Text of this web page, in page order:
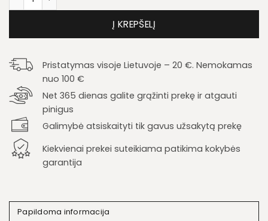
Į KREPŠELĮ
Pristatymas visoje Lietuvoje – 20 €. Nemokamas
nuo 100 €
Net 365 dienas galite grąžinti prekę ir atgauti
pinigus
Galimybė atsiskaityti tik gavus užsakytą prekę
Kiekvienai prekei suteikiama patikima kokybės
garantija
Papildoma informacija